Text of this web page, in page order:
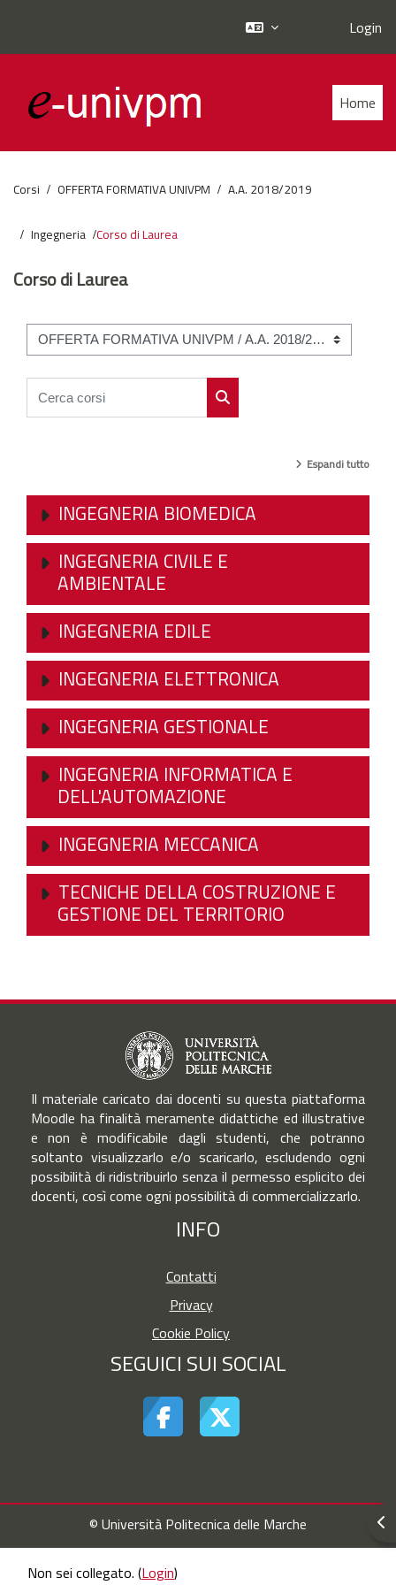
Login
Home
Corsi OFFERTA FORMATIVA UNIVPM A.A. 2018/2019
Ingegneria Corso di Laurea
Corso di Laurea
Categorie di corso
Cerca corsi
Cerca corsi
Espandi tutto
INGEGNERIA BIOMEDICA
INGEGNERIA CIVILE E
AMBIENTALE
INGEGNERIA EDILE
INGEGNERIA ELETTRONICA
INGEGNERIA GESTIONALE
INGEGNERIA INFORMATICA E
DELL'AUTOMAZIONE
INGEGNERIA MECCANICA
TECNICHE DELLA COSTRUZIONE E
GESTIONE DEL TERRITORIO
Il materiale caricato dai docenti su questa piattaforma
Moodle ha finalità meramente didattiche ed illustrative
e non è modificabile dagli studenti, che potranno
soltanto visualizzarlo e/o scaricarlo, escludendo ogni
possibilità di ridistribuirlo senza il permesso esplicito dei
docenti, così come ogni possibilità di commercializzarlo.
INFO
Contatti
Privacy
Cookie Policy
SEGUICI SUI SOCIAL
© Università Politecnica delle Marche
Non sei collegato. (Login)